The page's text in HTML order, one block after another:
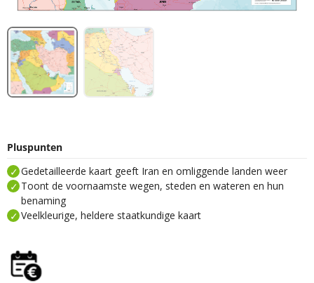
Pluspunten
Gedetailleerde kaart geeft Iran en omliggende landen weer
Toont de voornaamste wegen, steden en wateren en hun
benaming
Veelkleurige, heldere staatkundige kaart